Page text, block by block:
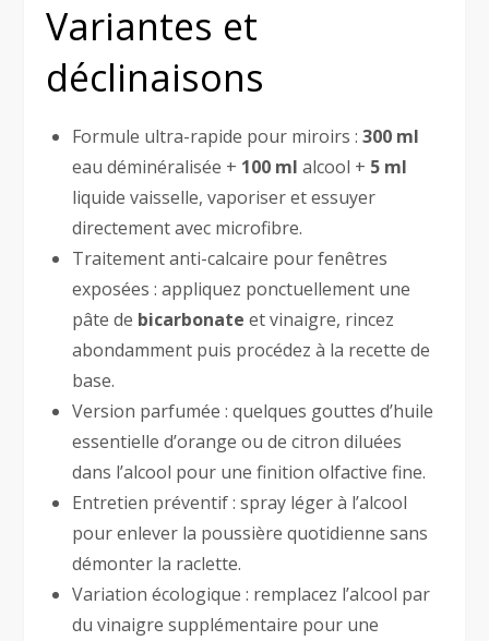
Variantes et
déclinaisons
Formule ultra-rapide pour miroirs :300 ml
eau déminéralisée + 100 ml alcool + 5 ml
liquide vaisselle, vaporiser et essuyer
directement avec microfibre.
Traitement anti-calcaire pour fenêtres
exposées : appliquez ponctuellement une
pâte de bicarbonate et vinaigre, rincez
abondamment puis procédez à la recette de
base.
Version parfumée : quelques gouttes d’huile
essentielle d’orange ou de citron diluées
dans l’alcool pour une finition olfactive fine.
Entretien préventif : spray léger à l’alcool
pour enlever la poussière quotidienne sans
démonter la raclette.
Variation écologique : remplacez l’alcool par
du vinaigre supplémentaire pour une